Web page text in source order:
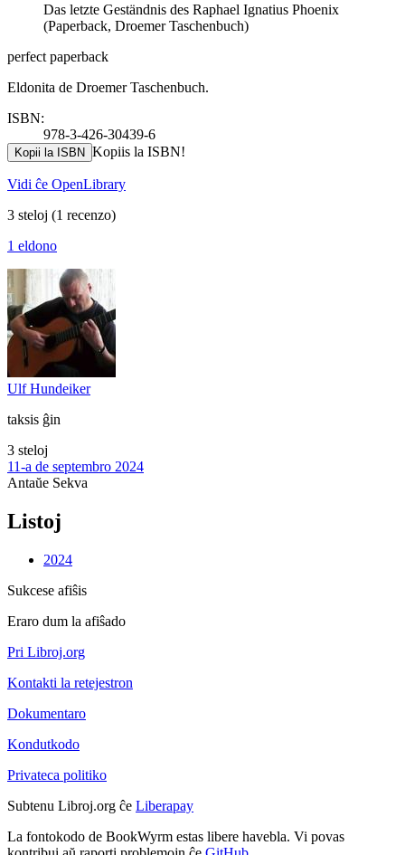
Das letzte Geständnis des Raphael Ignatius Phoenix
(Paperback, Droemer Taschenbuch)
perfect paperback
Eldonita de Droemer Taschenbuch.
ISBN:
978-3-426-30439-6
Kopii la ISBN Kopiis la ISBN!
Vidi ĉe OpenLibrary
3 steloj (1 recenzo)
1 eldono
Ulf Hundeiker
taksis ĝin
3 steloj
11-a de septembro 2024
Antaŭe Sekva
Listoj
2024
Sukcese afiŝis
Eraro dum la afiŝado
Pri Libroj.org
Kontakti la retejestron
Dokumentaro
Kondutkodo
Privateca politiko
Subtenu Libroj.org ĉe Liberapay
La fontokodo de BookWyrm estas libere havebla. Vi povas